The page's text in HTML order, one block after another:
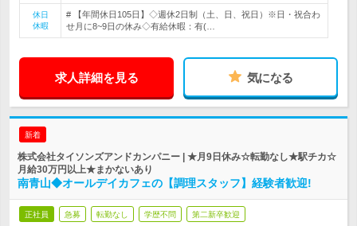
休日
休暇
# 【年間休日105日】◇週休2日制（土、日、祝日）※日・祝合わ
せ月に8~9日の休み◇有給休暇：有(…
求人詳細を見る 気になる
新着
株式会社タイソンズアンドカンパニー | ★月9日休み☆転勤なし★駅チカ☆
月給30万円以上★まかないあり
南青山◆オールデイカフェの【調理スタッフ】経験者歓迎!
正社員 急募 転勤なし 学歴不問 第二新卒歓迎